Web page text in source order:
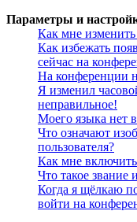
Параметры и
Как мне
Как избежать
сейчас на
На конференции
Я изменил
неправильное!
Моего языка нет
Что означают
пользователя?
Как мне
Что такое звание
Когда я щёлкаю
войти на